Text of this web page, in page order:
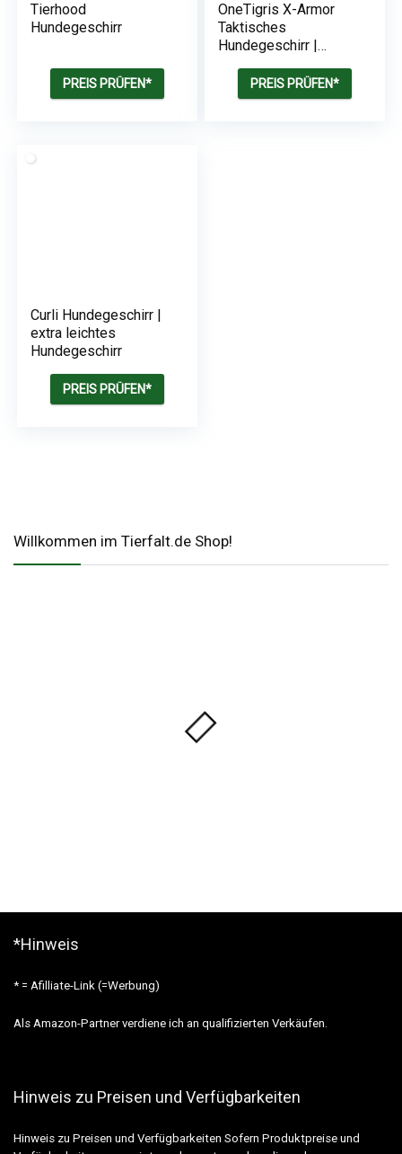
Tierhood
Hundegeschirr
PREIS PRÜFEN*
OneTigris X-Armor
Taktisches
Hundegeschirr |
für Große/Mittlere
Hunde
PREIS PRÜFEN*
Curli Hundegeschirr |
extra leichtes
Hundegeschirr
PREIS PRÜFEN*
Willkommen im Tierfalt.de Shop!
*Hinweis
* = Afilliate-Link (=Werbung)
Als Amazon-Partner verdiene ich an qualifizierten Verkäufen.
Hinweis zu Preisen und Verfügbarkeiten
Hinweis zu Preisen und Verfügbarkeiten Sofern Produktpreise und